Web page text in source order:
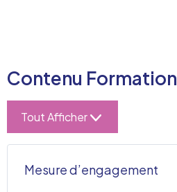
Contenu Formation
Tout Afficher
Mesure d’engagement